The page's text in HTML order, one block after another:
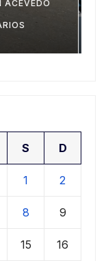
ACEVEDO
S D
1 2
8 9
15 16